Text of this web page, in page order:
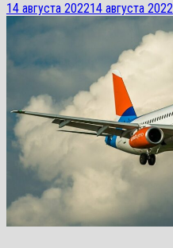
14 августа 202214 августа 2022